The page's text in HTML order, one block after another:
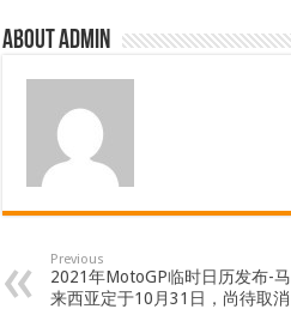
About admin
Previous
2021年MotoGP临时日历发布-马
来西亚定于10月31日，尚待取消